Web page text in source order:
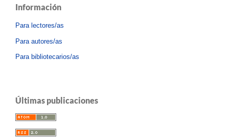
Información
Para lectores/as
Para autores/as
Para bibliotecarios/as
Últimas publicaciones